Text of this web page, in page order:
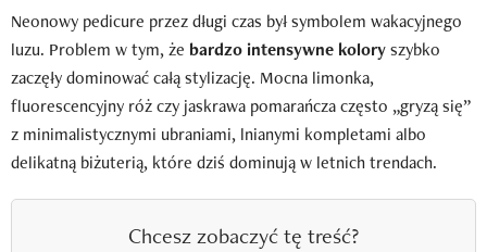
Neonowy pedicure przez długi czas był symbolem wakacyjnego
luzu. Problem w tym, że bardzo intensywne koloryszybko
zaczęły dominować całą stylizację. Mocna limonka,
fluorescencyjny róż czy jaskrawa pomarańcza często „gryzą się”
z minimalistycznymi ubraniami, lnianymi kompletami albo
delikatną biżuterią, które dziś dominują w letnich trendach.
Chcesz zobaczyć tę treść?